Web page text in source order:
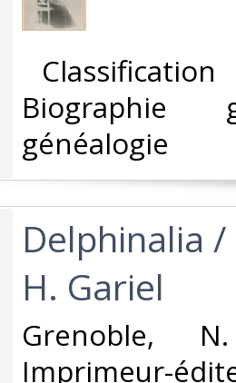
Biographie
généalogie‎
‎Delphinalia
H. Gariel‎
‎Grenoble,
Imprimeur-